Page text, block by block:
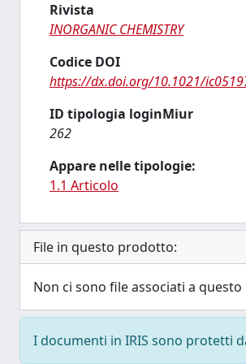
Rivista
INORGANIC CHEMISTRY
Codice DOI
https://dx.doi.org/10.1021/
ID tipologia loginMiur
262
Appare nelle tipologie:
1.1 Articolo
File in questo prodotto:
Non ci sono file associati a
I documenti in IRIS sono protetti